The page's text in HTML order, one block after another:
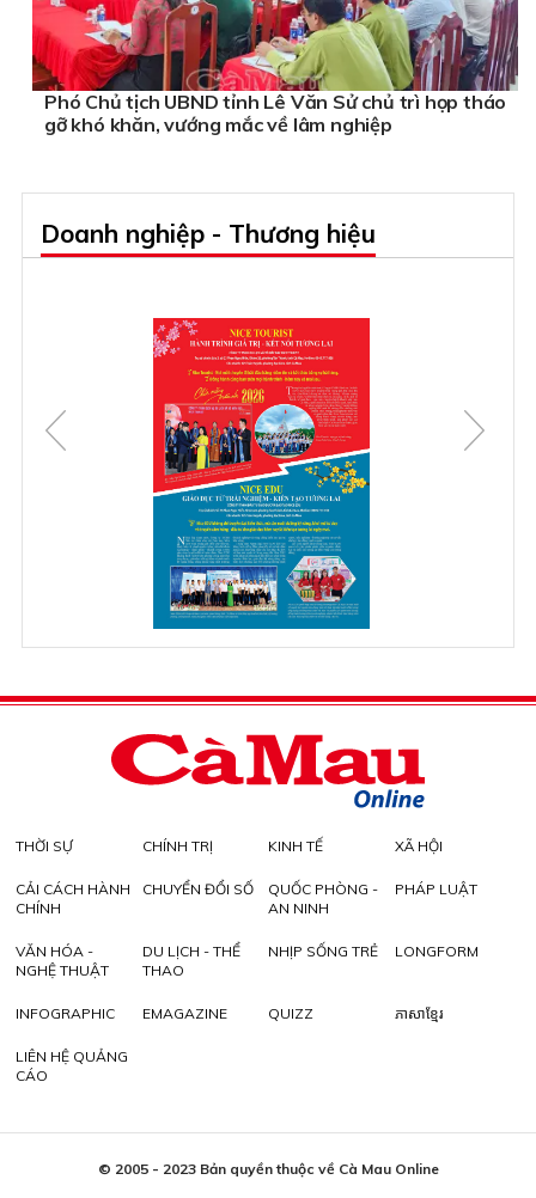
Phó Chủ tịch UBND tỉnh Lê Văn Sử chủ trì họp tháo
gỡ khó khăn, vướng mắc về lâm nghiệp
Doanh nghiệp - Thương hiệu
THỜI SỰ CHÍNH TRỊ KINH TẾ XÃ HỘI
CẢI CÁCH HÀNH
CHÍNH
CHUYỂN ĐỔI SỐ
QUỐC PHÒNG -
AN NINH
PHÁP LUẬT
VĂN HÓA -
NGHỆ THUẬT
DU LỊCH - THỂ
THAO
NHỊP SỐNG TRẺ LONGFORM
INFOGRAPHIC EMAGAZINE QUIZZ ភាសាខ្មែរ
LIÊN HỆ QUẢNG
CÁO
© 2005 - 2023 Bản quyền thuộc về Cà Mau Online